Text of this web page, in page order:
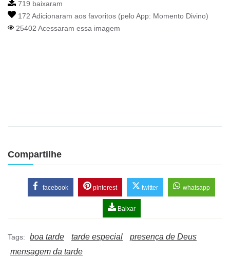
719 baixaram
172 Adicionaram aos favoritos (pelo App: Momento Divino)
25402 Acessaram essa imagem
Compartilhe
facebook pinterest twitter whatsapp
Baixar
Tags: boa tarde tarde especial
presença de Deus
mensagem da tarde